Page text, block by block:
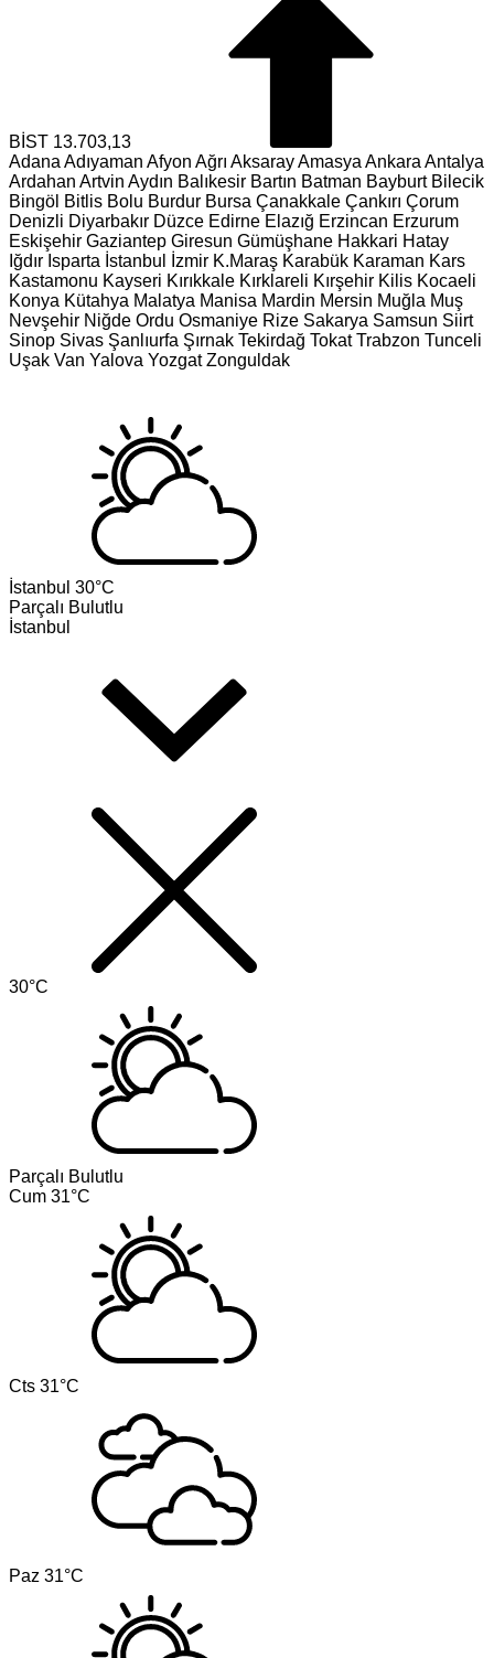
BİST 13.703,13
Adana Adıyaman Afyon Ağrı AksarayAmasya Ankara Antalya
Ardahan Artvin Aydın Balıkesir Bartın Batman Bayburt Bilecik
Bingöl Bitlis Bolu Burdur Bursa Çanakkale Çankırı Çorum
Denizli Diyarbakır Düzce Edirne Elazığ Erzincan Erzurum
Eskişehir Gaziantep Giresun Gümüşhane Hakkari Hatay
Iğdır Isparta İstanbul İzmir K.Maraş Karabük Karaman Kars
Kastamonu Kayseri Kırıkkale Kırklareli Kırşehir Kilis Kocaeli
Konya Kütahya Malatya Manisa Mardin Mersin Muğla Muş
Nevşehir Niğde Ordu Osmaniye Rize Sakarya Samsun Siirt
Sinop Sivas Şanlıurfa Şırnak Tekirdağ Tokat Trabzon Tunceli
Uşak Van Yalova Yozgat Zonguldak
İstanbul 30°C
Parçalı Bulutlu
İstanbul
30°C
Parçalı Bulutlu
Cum 31°C
Cts 31°C
Paz 31°C